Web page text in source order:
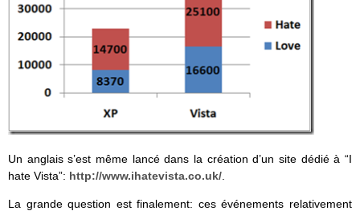
Un anglais s’est même lancé dans la création d’un site dédié à “I
hate Vista”: http://www.ihatevista.co.uk/
La grande question est finalement: ces événements relativement